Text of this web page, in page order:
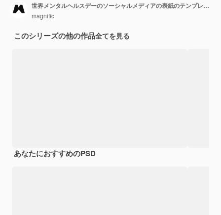
世界メンタルヘルスデーのソーシャルメディアの表紙のテンプレート
magnific
このシリーズの他の作品全てを見る
あなたにおすすめのPSD